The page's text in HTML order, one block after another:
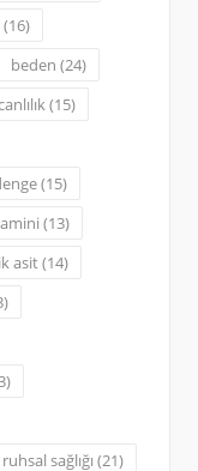
(16)
beden (24)
(15)
(15)
(13)
asit(14)
ruhsal sağlığı (21)